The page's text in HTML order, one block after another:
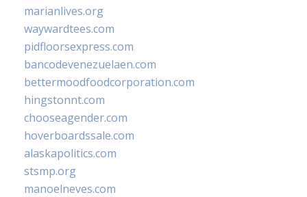
marianlives.org
waywardtees.com
pidfloorsexpress.com
bancodevenezuelaen.com
bettermoodfoodcorporation.com
hingstonnt.com
chooseagender.com
hoverboardssale.com
alaskapolitics.com
stsmp.org
manoelneves.com